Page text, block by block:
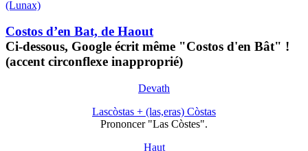
(Lunax)
Costos d’en Bat, de Haout
Ci-dessous, Google écrit même "Costos d'en Bât" !
(accent circonflexe inapproprié)
Devath
Lascòstas + (las,eras) Còstas
Prononcer "Las Còstes".
Haut